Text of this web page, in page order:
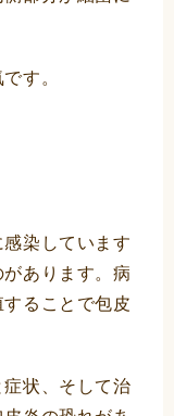
す。
染しています
あります。病
ることで包皮
状、そして治